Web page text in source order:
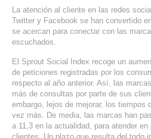
PAGINA WEB CON MANEJADOR DE
PAGINA WEB CON CATÁLOGO DE
PAGINAS WEB A MEDIDA
APPS PARA NEGOCIOS
SISTEMAS PARA NEGOCIOS Y EMPRESAS
La atención al cliente en las redes
Twitter y Facebook se han convertido
se acercan para conectar con las
escuchados.
El Sprout Social Index recoge un
de peticiones registradas por los
respecto al año anterior. Así, las
más de consultas por parte de sus
embargo, lejos de mejorar, los tiempos
vez más. De media, las marcas han
a 11,3 en la actualidad, para atender